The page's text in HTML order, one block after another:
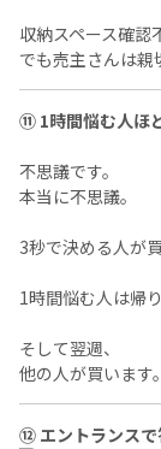
収納スペース確認
でも売主さんは親
⑪ 1時間悩む人ほ
不思議です。
本当に不思議。
3秒で決める人が買
1時間悩む人は帰り
そして翌週、
他の人が買います。
⑫ エントランスで